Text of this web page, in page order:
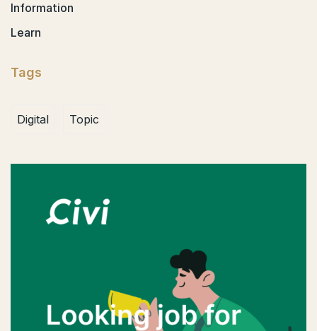
Information
Learn
Tags
Digital Topic